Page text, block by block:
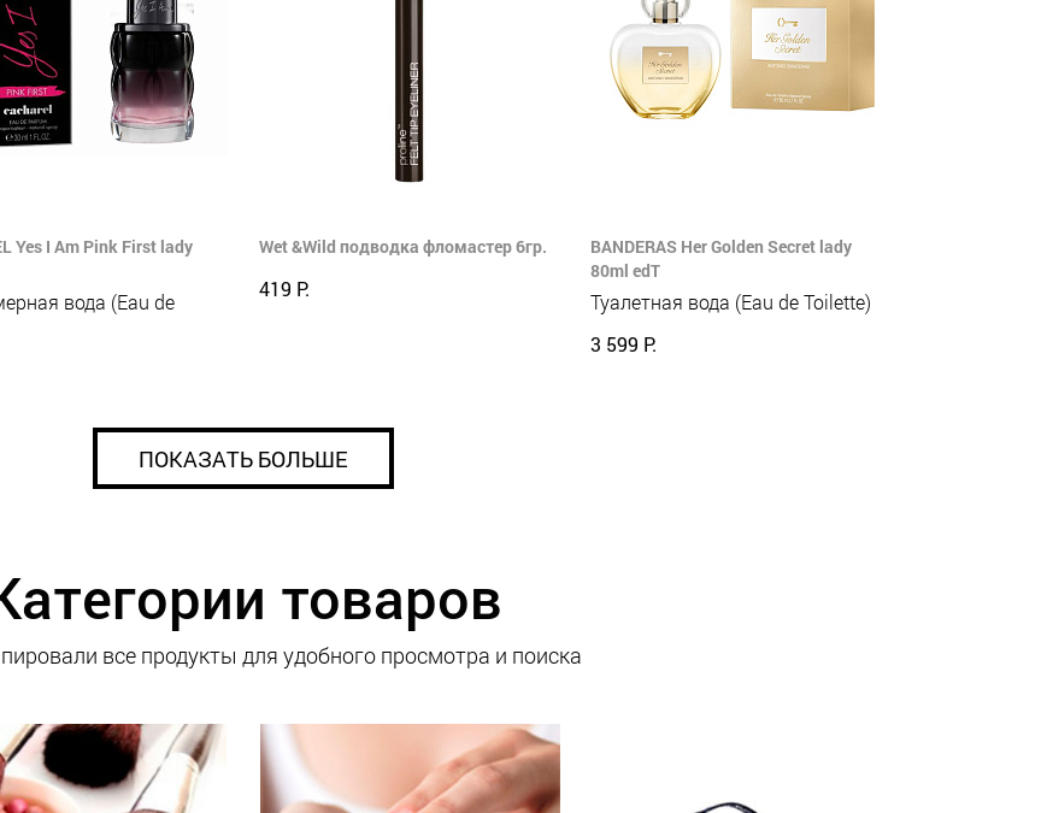
Yes I Am Pink First lady
вода (Eau de
Wet &Wild подводка фломастер 6гр.
419 Р.
BANDERAS Her Golden Secret lady
80ml edT
Туалетная вода (Eau de Toilette)
3 599 Р.
ПОКАЗАТЬ БОЛЬШЕ
товаров
все продукты для удобного просмотра и поиска